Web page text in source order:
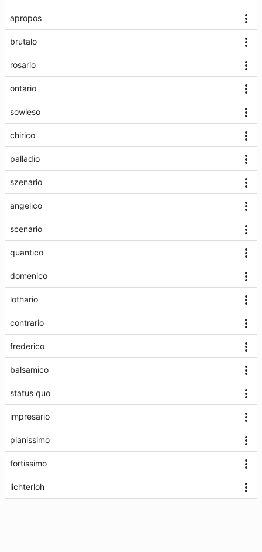
apropos
brutalo
rosario
ontario
sowieso
chirico
palladio
szenario
angelico
scenario
quantico
domenico
lothario
contrario
frederico
balsamico
status quo
impresario
pianissimo
fortissimo
lichterloh